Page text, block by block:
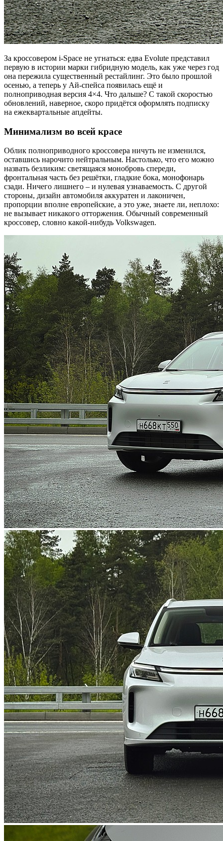
За кроссовером i-Space не угнаться: едва Evolute представил
первую в истории марки гибридную модель, как уже через год
она пережила существенный рестайлинг. Это было прошлой
осенью, а теперь у Ай-спейса появилась ещё и
полноприводная версия 4×4. Что дальше? С такой скоростью
обновлений, наверное, скоро придётся оформлять подписку
на ежеквартальные апдейты.
Минимализм во всей красе
Облик полноприводного кроссовера ничуть не изменился,
оставшись нарочито нейтральным. Настолько, что его можно
назвать безликим: светящаяся монобровь спереди,
фронтальная часть без решётки, гладкие бока, монофонарь
сзади. Ничего лишнего – и нулевая узнаваемость. С другой
стороны, дизайн автомобиля аккуратен и лаконичен,
пропорции вполне европейские, а это уже, знаете ли, неплохо:
не вызывает никакого отторжения. Обычный современный
кроссовер, словно какой-нибудь Volkswagen.